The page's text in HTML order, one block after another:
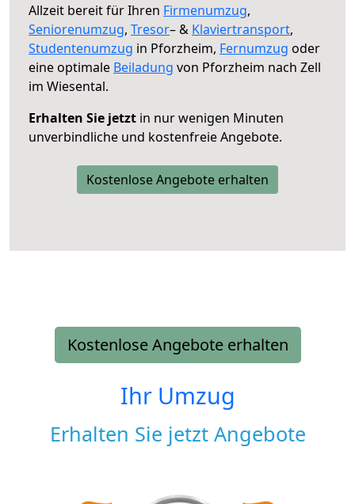
Allzeit bereit für Ihren Firmenumzug,
Seniorenumzug, Tresor– & Klaviertransport,
Studentenumzug in Pforzheim, Fernumzug oder
eine optimale Beiladung von Pforzheim nach Zell
im Wiesental.
Erhalten Sie jetzt in nur wenigen Minuten
unverbindliche und kostenfreie Angebote.
Kostenlose Angebote erhalten
Kostenlose Angebote erhalten
Ihr Umzug
Erhalten Sie jetzt Angebote